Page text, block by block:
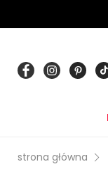
strona główna